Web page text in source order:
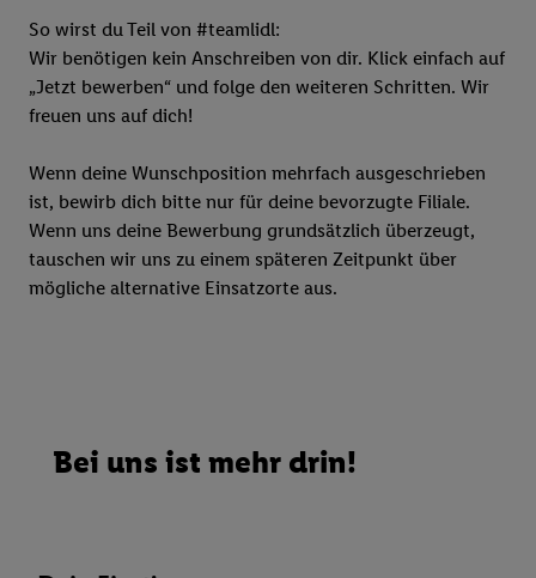
So wirst du Teil von #teamlidl:
Wir benötigen kein Anschreiben von dir. Klick einfach auf
„Jetzt bewerben“ und folge den weiteren Schritten. Wir
freuen uns auf dich!
Wenn deine Wunschposition mehrfach ausgeschrieben
ist, bewirb dich bitte nur für deine bevorzugte Filiale.
Wenn uns deine Bewerbung grundsätzlich überzeugt,
tauschen wir uns zu einem späteren Zeitpunkt über
mögliche alternative Einsatzorte aus.
Bei uns ist mehr drin!